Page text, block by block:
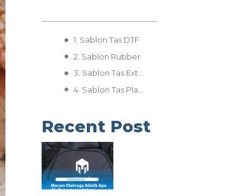
1. Sablon Tas DTF
2. Sablon Rubber
3. Sablon Tas Extender
Recent Post